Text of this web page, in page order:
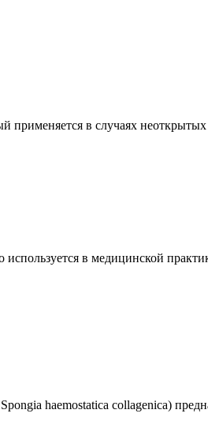
в случаях
в медицинской
haemostatica collagenica)